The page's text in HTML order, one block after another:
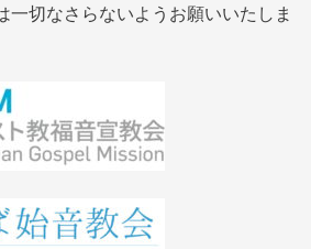
一切なさらないようお願いいたしま